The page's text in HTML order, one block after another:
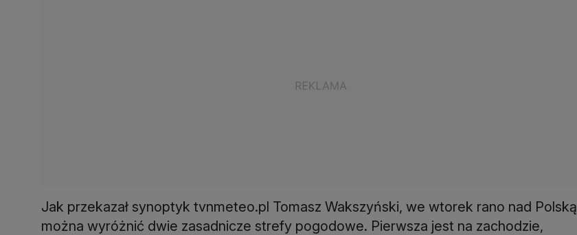
Jak przekazał synoptyk tvnmeteo.pl Tomasz Wakszyński, we wtorek rano nad Polską
można wyróżnić dwie zasadnicze strefy pogodowe. Pierwsza jest na zachodzie,